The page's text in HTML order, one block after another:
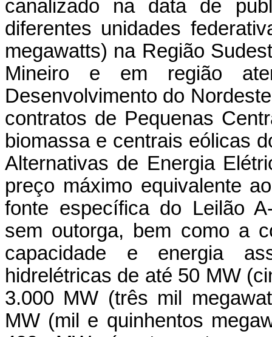
canalizado na data de
diferentes unidades
megawatts) na Região
Mineiro e em região
Desenvolvimento do
contratos de Pequenas
biomassa e centrais eólicas
Alternativas de Energia
preço máximo equivalente
fonte específica do Leilão
sem outorga, bem como a
capacidade e energia
hidrelétricas de até 50 MW
3.000 MW (três mil
MW (mil e quinhentos